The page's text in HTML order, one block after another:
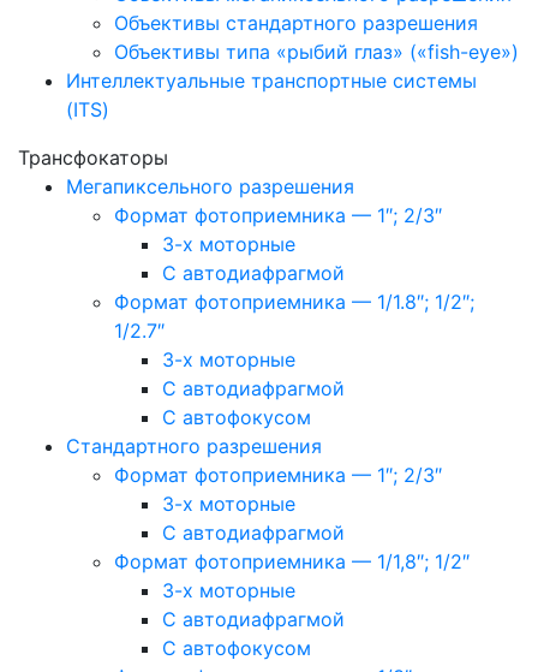
Объективы стандартного разрешения
Объективы типа «рыбий глаз» («fish-eye»)
Интеллектуальные транспортные системы
(ITS)
Трансфокаторы
Мегапиксельного разрешения
Формат фотоприемника — 1″; 2/3″
3-х моторные
С автодиафрагмой
Формат фотоприемника — 1/1.8″; 1/2″;
1/2.7″
3-х моторные
С автодиафрагмой
С автофокусом
Стандартного разрешения
Формат фотоприемника — 1″; 2/3″
3-х моторные
С автодиафрагмой
Формат фотоприемника — 1/1,8″; 1/2″
3-х моторные
С автодиафрагмой
С автофокусом